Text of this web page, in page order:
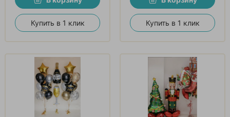
Купить в 1 клик Купить в 1 клик